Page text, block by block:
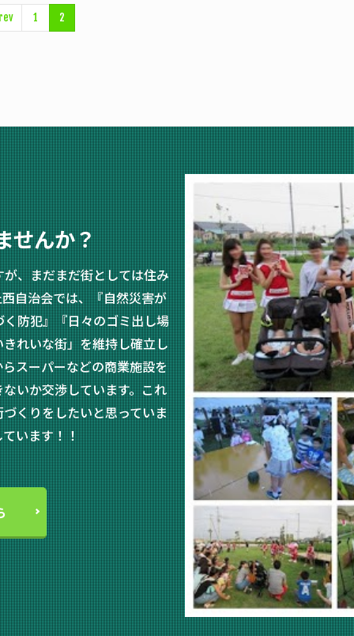
1 2
せんか？
、まだまだ街としては住み
自治会では、『自然災害が
防犯』『日々のゴミ出し場
れいな街」を維持し確立し
スーパーなどの商業施設を
いか交渉しています。これ
くりをしたいと思っていま
います！！